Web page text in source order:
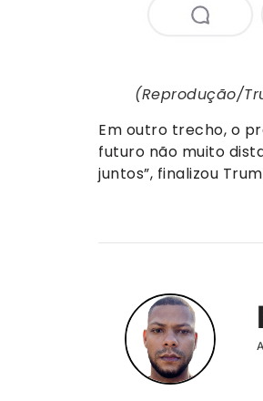
(Reprodução/
Em outro trecho, o
futuro não muito
juntos”, finalizou